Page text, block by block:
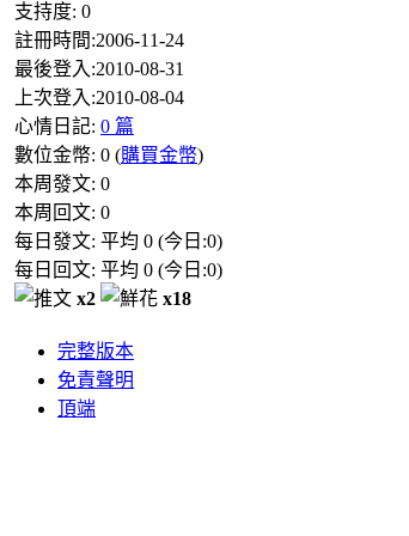
支持度: 0
註冊時間:2006-11-24
最後登入:2010-08-31
上次登入:2010-08-04
心情日記: 0 篇
數位金幣: 0 (購買金幣)
本周發文: 0
本周回文: 0
每日發文: 平均 0 (今日:0)
每日回文: 平均 0 (今日:0)
x2
x18
完整版本
免責聲明
頂端